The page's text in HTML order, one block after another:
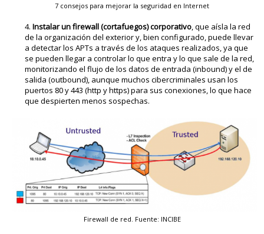
7 consejos para mejorar la seguridad en Internet
Instalar un firewall (cortafuegos) corporativo, que aísla la red
de la organización del exterior y, bien configurado, puede llevar
a detectar los APTs a través de los ataques realizados, ya que
se pueden llegar a controlar lo que entra y lo que sale de la red,
monitorizando el flujo de los datos de entrada (inbound) y el de
salida (outbound), aunque muchos cibercriminales usan los
puertos 80 y 443 (http y https) para sus conexiones, lo que hace
que despierten menos sospechas.
Firewall de red. Fuente: INCIBE